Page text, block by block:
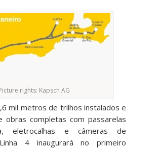
rights: Kapsch AG
mil metros de trilhos instalados e
completas com passarelas
eletrocalhas e câmeras de
4 inaugurará no primeiro